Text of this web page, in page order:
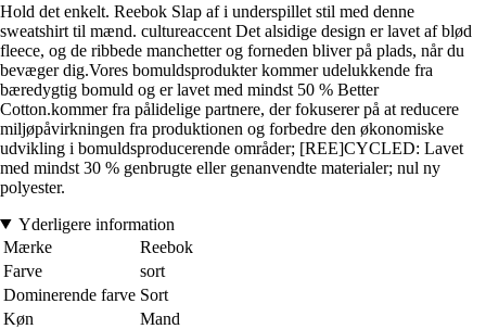
Hold det enkelt. Reebok Slap af i underspillet stil med denne
sweatshirt til mænd. cultureaccent Det alsidige design er lavet af blød
fleece, og de ribbede manchetter og forneden bliver på plads, når du
bevæger dig.Vores bomuldsprodukter kommer udelukkende fra
bæredygtig bomuld og er lavet med mindst 50 % Better
Cotton.kommer fra pålidelige partnere, der fokuserer på at reducere
miljøpåvirkningen fra produktionen og forbedre den økonomiske
udvikling i bomuldsproducerende områder; [REE]CYCLED: Lavet
med mindst 30 % genbrugte eller genanvendte materialer; nul ny
polyester.
Yderligere information
Mærke
Reebok
Farve
sort
Dominerende farve Sort
Køn
Mand